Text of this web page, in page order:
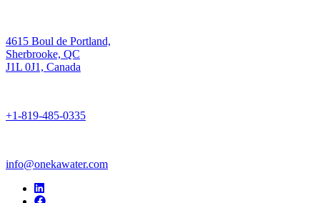
4615 Boul de Portland,
Sherbrooke, QC
J1L 0J1, Canada
+1-819-485-0335
info@onekawater.com